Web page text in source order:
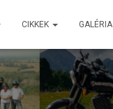
CIKKEK GALÉRIA